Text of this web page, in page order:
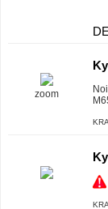
zoom